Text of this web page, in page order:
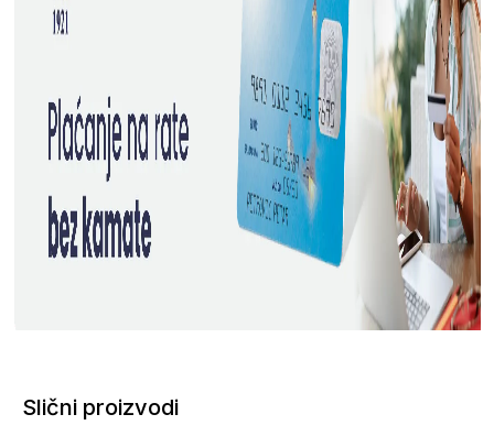
Slični proizvodi